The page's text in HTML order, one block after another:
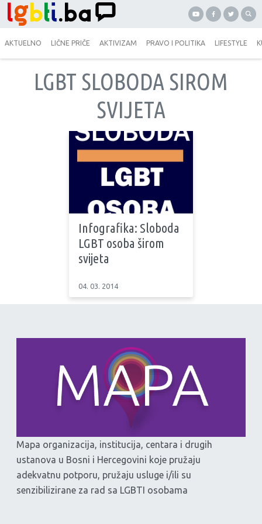
AKTUELNO LIČNE PRIČE AKTIVIZAM PRAVO I POLITIKA LIFESTYLE
LGBT SLOBODA SIROM
SVIJETA
Infografika: Sloboda
LGBT osoba širom
svijeta
04. 03. 2014
Mapa organizacija, institucija, centara i drugih
ustanova u Bosni i Hercegovini koje pružaju
adekvatnu potporu, pružaju usluge i/ili su
senzibilizirane za rad sa LGBTI osobama